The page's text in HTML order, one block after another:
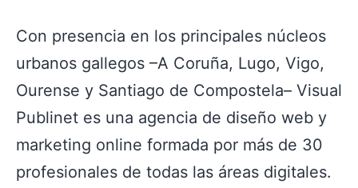
Con presencia en los principales núcleos
urbanos gallegos –A Coruña, Lugo, Vigo,
Ourense y Santiago de Compostela– Visual
Publinet es una agencia de diseño web y
marketing online formada por más de 30
profesionales de todas las áreas digitales.